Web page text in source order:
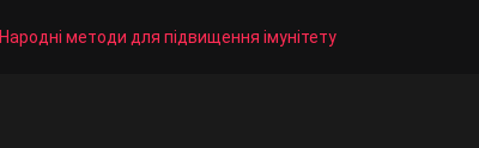
Народні методи для підвищення імунітету